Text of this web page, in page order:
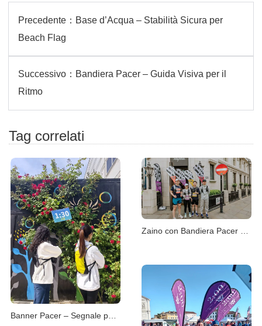
Precedente： Base d’Acqua – Stabilità Sicura per
Beach Flag
Successivo： Bandiera Pacer – Guida Visiva per il
Ritmo
Tag correlati
Zaino con Bandiera Pacer – Comfort e Stabilità